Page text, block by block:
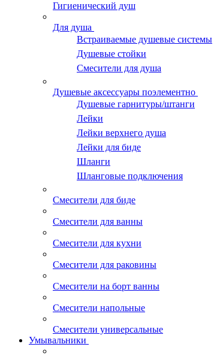
Гигиенический душ
Для душа
Встраиваемые душевые системы
Душевые стойки
Смесители для душа
Душевые аксессуары поэлементно
Душевые гарнитуры/штанги
Лейки
Лейки верхнего душа
Лейки для биде
Шланги
Шланговые подключения
Смесители для биде
Смесители для ванны
Смесители для кухни
Смесители для раковины
Смесители на борт ванны
Смесители напольные
Смесители универсальные
Умывальники